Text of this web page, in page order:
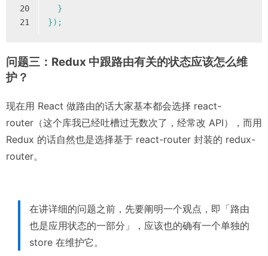
20
21
  }
});
问题三：Redux 中跟路由有关的状态应该怎么维
护？
现在用 React 做路由的话大家基本都会选择 react-
router（这个库我已经吐槽过无数次了，经常改 API），而用
Redux 的话自然也是选择基于 react-router 封装的 redux-
router。
在讲详细的问题之前，先要阐明一个观点，即「路由
也是应用状态的一部分」，应该也的确有一个单独的
store 在维护它。